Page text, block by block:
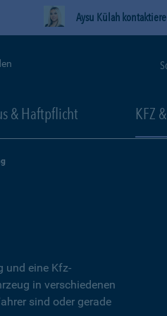
Aysu Külah
& Haftpflicht KFZ
und eine Kfz-
in verschiedenen
sind oder gerade